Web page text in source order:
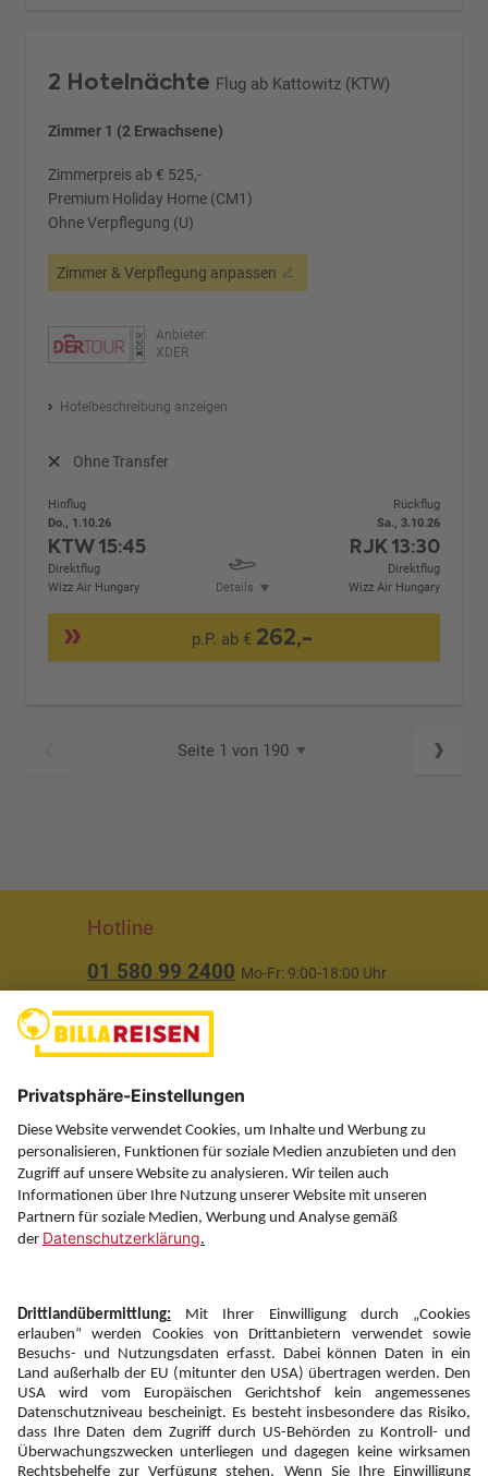
2 Hotelnächte Flug ab Kattowitz (KTW)
Zimmer 1 (2 Erwachsene)
Zimmerpreis ab € 525,-
Premium Holiday Home (CM1)
Ohne Verpflegung (U)
Zimmer & Verpflegung anpassen
Anbieter:
XDER
Hotelbeschreibung anzeigen
Ohne Transfer
Hinflug
Do., 1.10.26
KTW15:45
Direktflug
Wizz Air Hungary
Details
Rückflug
Sa., 3.10.26
RJK13:30
Direktflug
Wizz Air Hungary
p.P. ab € 262,-
Seite 1 von 190
Hotline
01 580 99 2400 Mo-Fr: 9:00-18:00 Uhr
Über uns
Service
Information
Folgen Sie uns auf
Newsletter:
Anmelden